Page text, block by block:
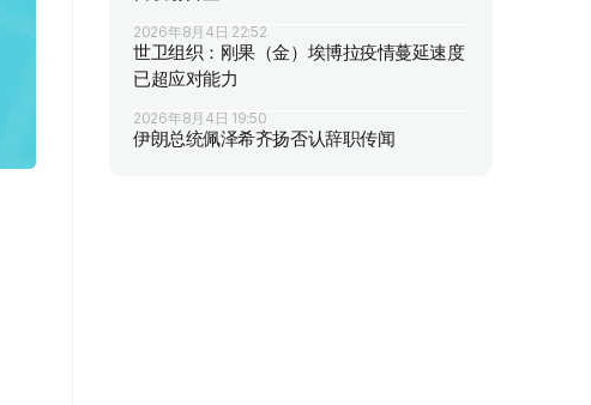
2026年8月4日 22:52
世卫组织：刚果（金）埃博拉疫情蔓延速度
已超应对能力
2026年8月4日 19:50
伊朗总统佩泽希齐扬否认辞职传闻